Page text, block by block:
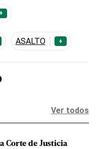
+
ASALTO +
Ver todos
Corte de Justicia